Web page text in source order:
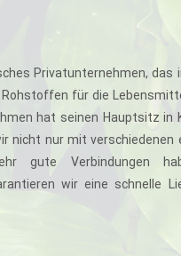
Privatunternehmen, das
für die
hat seinen Hauptsitz in
nicht nur mit
gute Verbindungen
wir eine schnelle